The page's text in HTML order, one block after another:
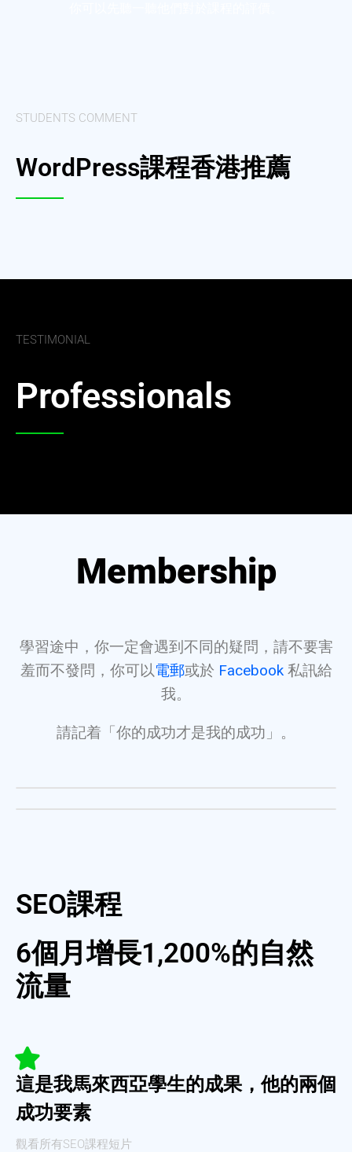
STUDENTS COMMENT
WordPress課程香港推薦
TESTIMONIAL
Professionals
Membership
學習途中，你一定會遇到不同的疑問，請不要害
羞而不發問，你可以電郵或於 Facebook私訊給
我。
請記着「你的成功才是我的成功」。
SEO課程
6個月增長1,200%的自然
流量​
這是我馬來西亞學生的成果，他的兩個
成功要素
觀看所有SEO課程短片